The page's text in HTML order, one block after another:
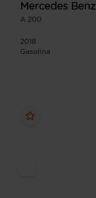
Mercedes Benz
A 200
2018
Gasolina